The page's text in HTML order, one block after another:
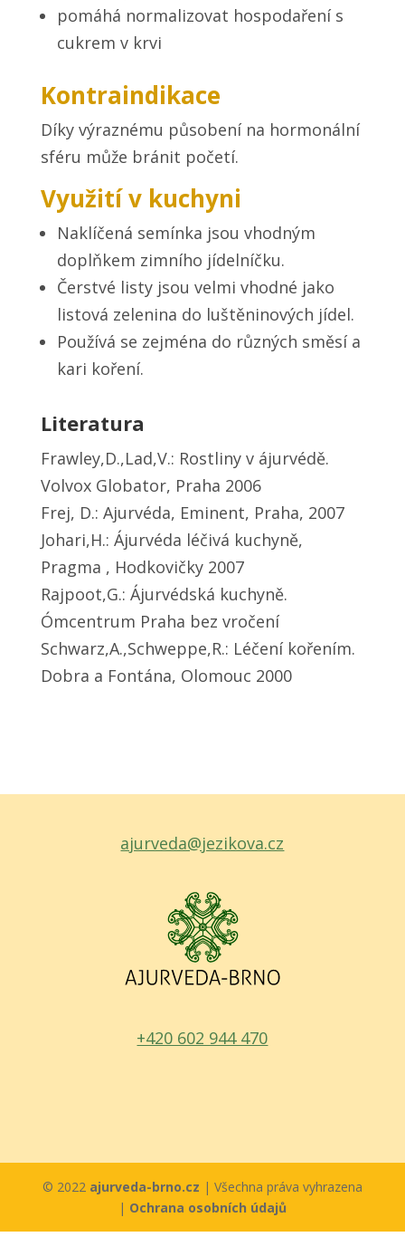
pomáhá normalizovat hospodaření s
cukrem v krvi
Kontraindikace
Díky výraznému působení na hormonální
sféru může bránit početí.
Využití v kuchyni
Naklíčená semínka jsou vhodným
doplňkem zimního jídelníčku.
Čerstvé listy jsou velmi vhodné jako
listová zelenina do luštěninových jídel.
Používá se zejména do různých směsí a
kari koření.
Literatura
Frawley,D.,Lad,V.: Rostliny v ájurvédě.
Volvox Globator, Praha 2006
Frej, D.: Ajurvéda, Eminent, Praha, 2007
Johari,H.: Ájurvéda léčivá kuchyně,
Pragma , Hodkovičky 2007
Rajpoot,G.: Ájurvédská kuchyně.
Ómcentrum Praha bez vročení
Schwarz,A.,Schweppe,R.: Léčení kořením.
Dobra a Fontána, Olomouc 2000
ajurveda@jezikova.cz
+420 602 944 470
© 2022 ajurveda-brno.cz | Všechna práva vyhrazena
| Ochrana osobních údajů